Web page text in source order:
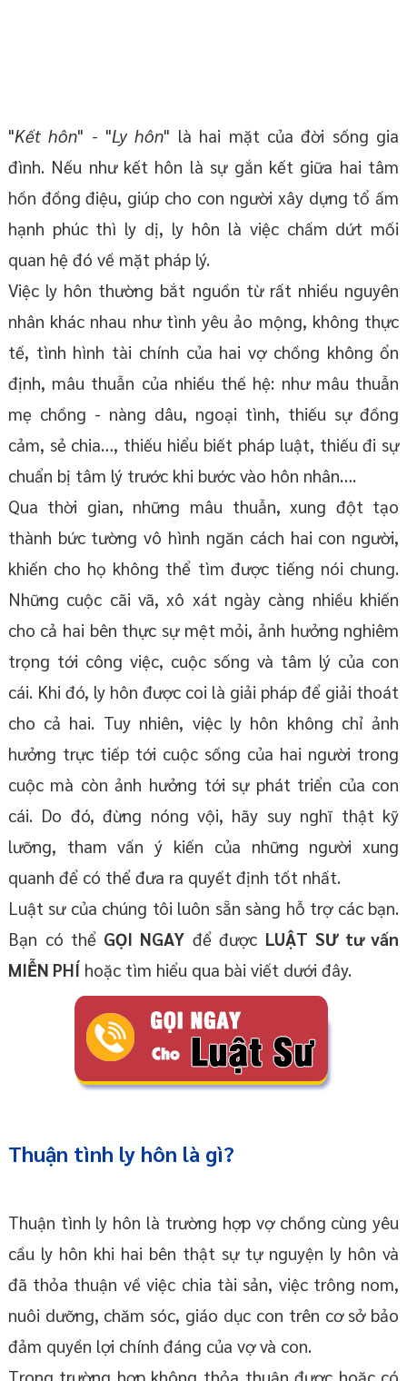
"Kết hôn" - "Ly hôn" là hai mặt của đời sống gia
đình. Nếu như kết hôn là sự gắn kết giữa hai tâm
hồn đồng điệu, giúp cho con người xây dựng tổ ấm
hạnh phúc thì ly dị, ly hôn là việc chấm dứt mối
quan hệ đó về mặt pháp lý.
Việc ly hôn thường bắt nguồn từ rất nhiều nguyên
nhân khác nhau như tình yêu ảo mộng, không thực
tế, tình hình tài chính của hai vợ chồng không ổn
định, mâu thuẫn của nhiều thế hệ: như mâu thuẫn
mẹ chồng - nàng dâu, ngoại tình, thiếu sự đồng
cảm, sẻ chia…, thiếu hiểu biết pháp luật, thiếu đi sự
chuẩn bị tâm lý trước khi bước vào hôn nhân….
Qua thời gian, những mâu thuẫn, xung đột tạo
thành bức tường vô hình ngăn cách hai con người,
khiến cho họ không thể tìm được tiếng nói chung.
Những cuộc cãi vã, xô xát ngày càng nhiều khiến
cho cả hai bên thực sự mệt mỏi, ảnh hưởng nghiêm
trọng tới công việc, cuộc sống và tâm lý của con
cái. Khi đó, ly hôn được coi là giải pháp để giải thoát
cho cả hai. Tuy nhiên, việc ly hôn không chỉ ảnh
hưởng trực tiếp tới cuộc sống của hai người trong
cuộc mà còn ảnh hưởng tới sự phát triển của con
cái. Do đó, đừng nóng vội, hãy suy nghĩ thật kỹ
lưỡng, tham vấn ý kiến của những người xung
quanh để có thể đưa ra quyết định tốt nhất.
Luật sư của chúng tôi luôn sẵn sàng hỗ trợ các bạn.
Bạn có thể GỌI NGAYđể được LUẬT SƯ tư vấn
MIỄN PHÍhoặc tìm hiểu qua bài viết dưới đây.
Thuận tình ly hôn là gì?
Thuận tình ly hôn là trường hợp vợ chồng cùng yêu
cầu ly hôn khi hai bên thật sự tự nguyện ly hôn và
đã thỏa thuận về việc chia tài sản, việc trông nom,
nuôi dưỡng, chăm sóc, giáo dục con trên cơ sở bảo
đảm quyền lợi chính đáng của vợ và con.